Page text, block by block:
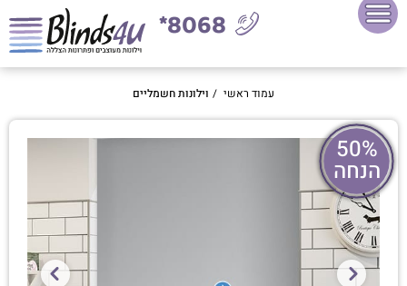
8068*
עמוד ראשי / וילונות חשמליים
50%
הנחה